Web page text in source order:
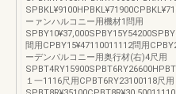
ーァンハルコニー用機材1問用
間用CPBY15¥47110011112問用
ーデンパルコニー用奥行材(右)4尺用
１一1116尺用CPBT6RY23100118尺用